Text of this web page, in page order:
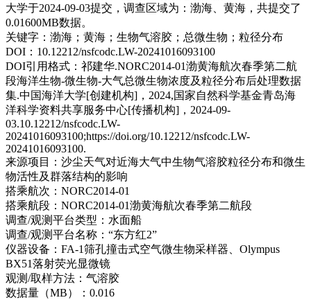
大学于2024-09-03提交，调查区域为：渤海、黄海，共提交了
0.01600MB数据。
关键字： 渤海；黄海；生物气溶胶；总微生物；粒径分布
DOI： 10.12212/nsfcodc.LW-20241016093100
DOI引用格式： 祁建华.NORC2014-01渤黄海航次春季第二航
段海洋生物-微生物-大气总微生物浓度及粒径分布后处理数据
集.中国海洋大学[创建机构]，2024,国家自然科学基金青岛海
洋科学资料共享服务中心[传播机构]，2024-09-
03.10.12212/nsfcodc.LW-
20241016093100;https://doi.org/10.12212/nsfcodc.LW-
20241016093100.
来源项目： 沙尘天气对近海大气中生物气溶胶粒径分布和微生
物活性及群落结构的影响
搭乘航次： NORC2014-01
搭乘航段： NORC2014-01渤黄海航次春季第二航段
调查/观测平台类型： 水面船
调查/观测平台名称： “东方红2”
仪器设备： FA-1筛孔撞击式空气微生物采样器、Olympus
BX51落射荧光显微镜
观测/取样方法： 气溶胶
数据量（MB）： 0.016